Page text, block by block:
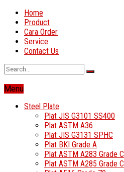
Home
Product
Cara Order
Service
Contact Us
Menu
Steel Plate
Plat JIS G3101 SS400
Plat ASTM A36
Plat JIS G3131 SPHC
Plat BKI Grade A
Plat ASTM A283 Grade C
Plat ASTM A285 Grade C